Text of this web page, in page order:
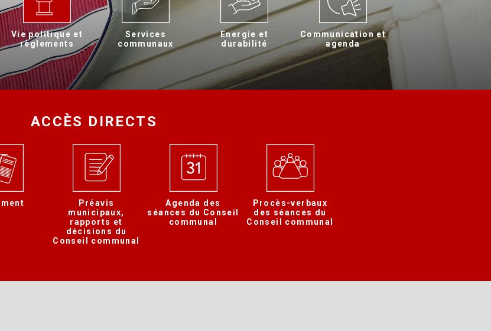
Vie politique et
règlements
Services
communaux
Energie et
durabilité
Communication et
agenda
ACCÈS DIRECTS
Préavis
municipaux,
rapports et
décisions du
Conseil communal
Agenda des
séances du Conseil
communal
Procès-verbaux
des séances du
Conseil communal